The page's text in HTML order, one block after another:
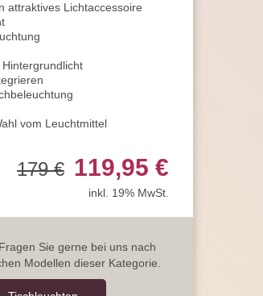
attraktives Lichtaccessoire
vom Leuchtmittel
bis kaltweißem
Einschalten
oder bei anderen
179 € 119,95 €
inkl. 19% MwSt.
Sie gerne bei uns nach
Modellen dieser Kategorie.